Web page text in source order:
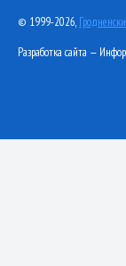
© 1999-2026,
Разработка сайта —